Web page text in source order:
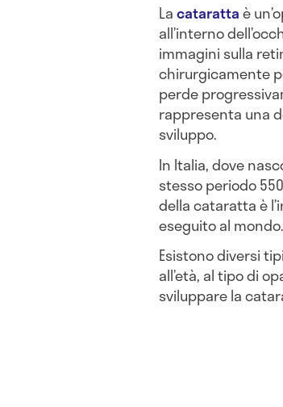
Lacatarattaè
all’interno
immagini sulla
chirurgicamente
perde
rappresenta una
sviluppo.
In Italia, dove
stesso periodo
della cataratta è
eseguito al mondo.
Esistono diversi
all’età, al tipo di
sviluppare la